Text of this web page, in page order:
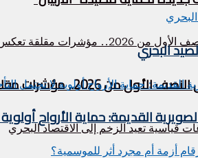
تحديات المصايد المتوسطية
البحري
القديمة: حماية الأرواح أولوية